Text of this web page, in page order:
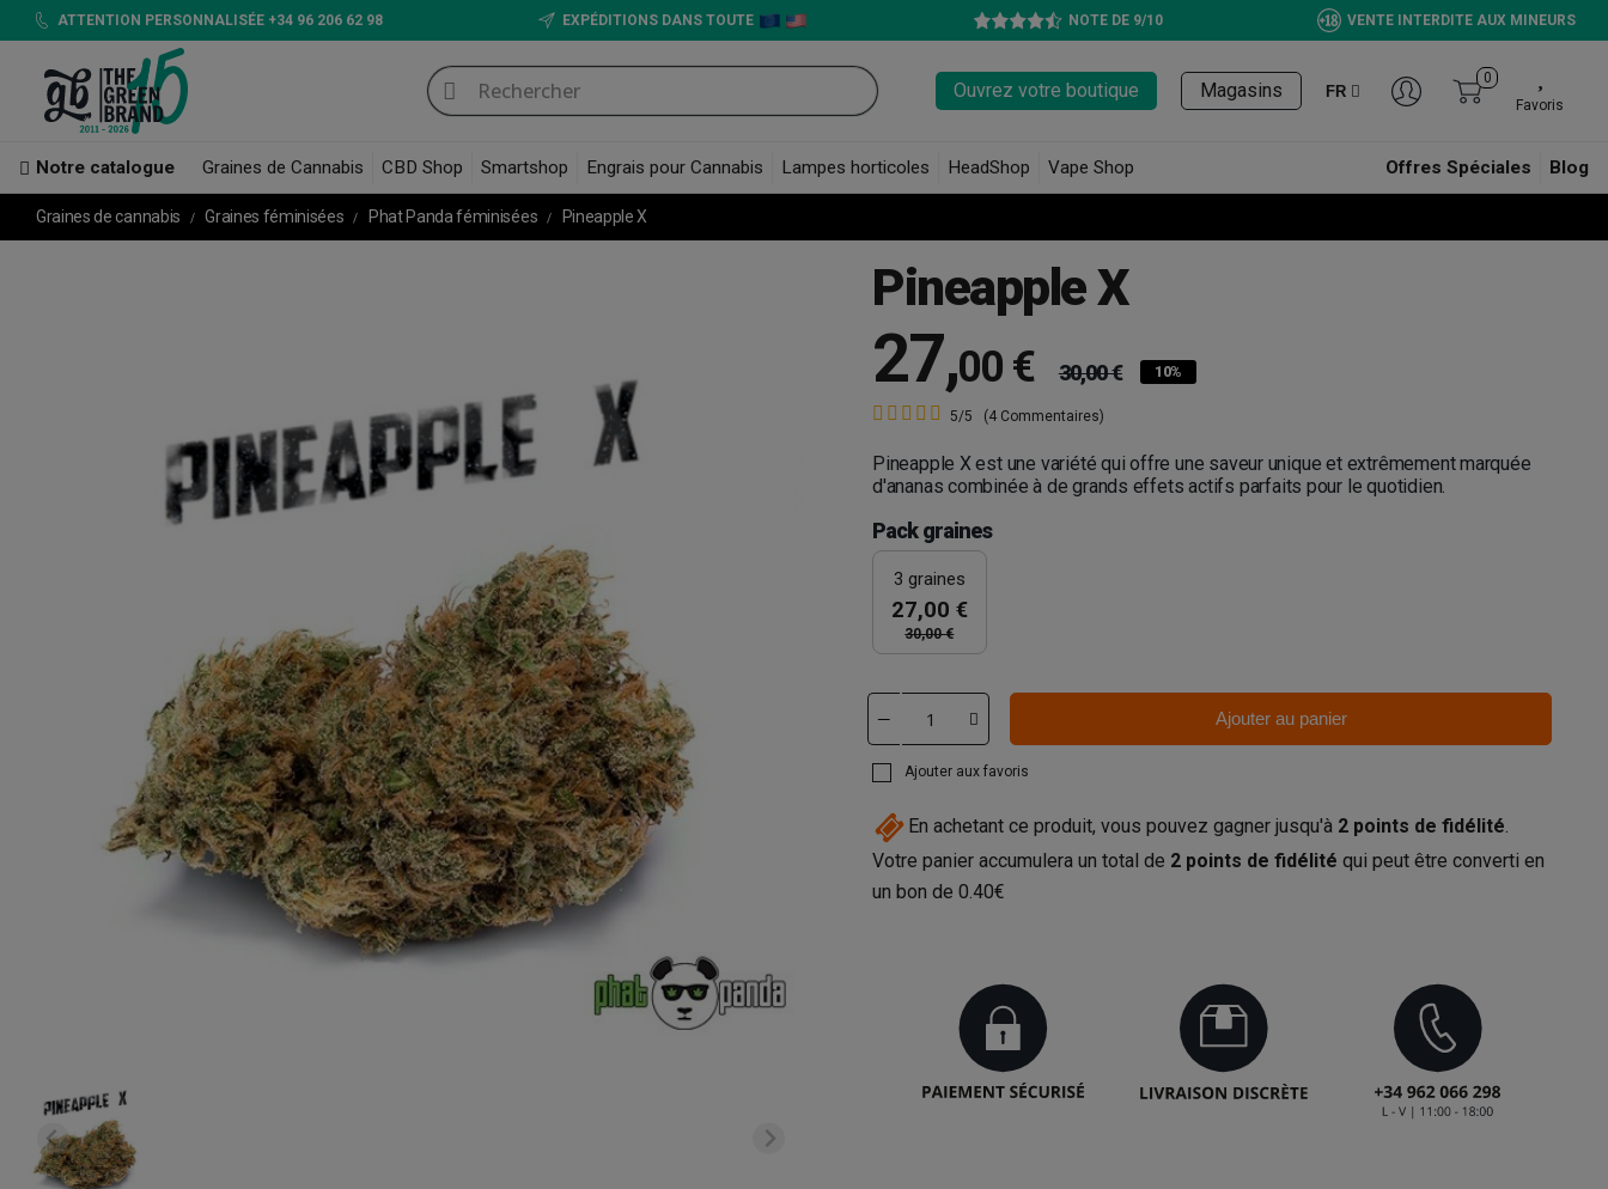
ATTENTION PERSONNALISÉE +34 96 206 62 98 EXPÉDITIONS DANS TOUTE NOTE DE 9/10 VENTE INTERDITE AUX MINEURS
Ouvrez votre boutique Magasins FR
0
Favoris
Notre catalogue Graines de Cannabis CBD Shop Smartshop Engrais pour Cannabis Lampes horticoles HeadShop Vape Shop Offres Spéciales Blog
Graines de cannabis Graines féminisées Phat Panda féminisées Pineapple X
Pineapple X
27,00 € 30,00 € 10%
5/5 (4 Commentaires)
Pineapple X est une variété qui offre une saveur unique et extrêmement marquée
d'ananas combinée à de grands effets actifs parfaits pour le quotidien.
Pack graines
3 graines
27,00 €
30,00 €
Ajouter au panier
Ajouter aux favoris
En achetant ce produit, vous pouvez gagner jusqu'à 2 points de fidélité.
Votre panier accumulera un total de 2 points de fidélité qui peut être converti en
un bon de 0.40€